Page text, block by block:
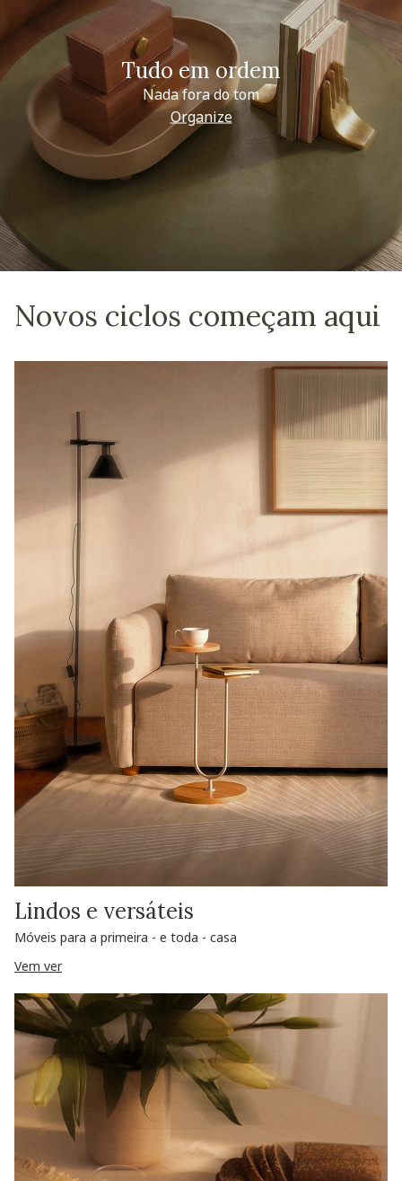
Tudo em ordem
Nada fora do tom
Organize
Novos ciclos começam aqui
Lindos e versáteis
Móveis para a primeira - e toda - casa
Vem ver